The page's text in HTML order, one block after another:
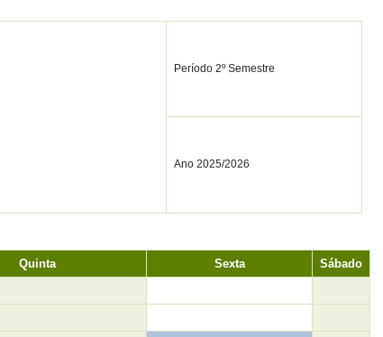
Período 2º Semestre
Ano 2025/2026
Quinta Sexta
Sábado